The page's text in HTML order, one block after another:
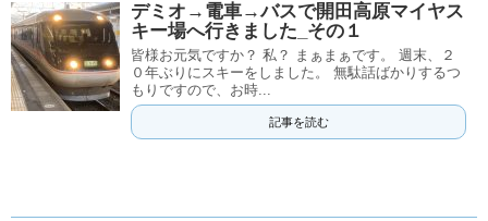
デミオ→電車→バスで開田高原マイヤス
キー場へ行きました_その１
皆様お元気ですか？ 私？ まぁまぁです。 週末、２
０年ぶりにスキーをしました。 無駄話ばかりするつ
もりですので、お時...
記事を読む